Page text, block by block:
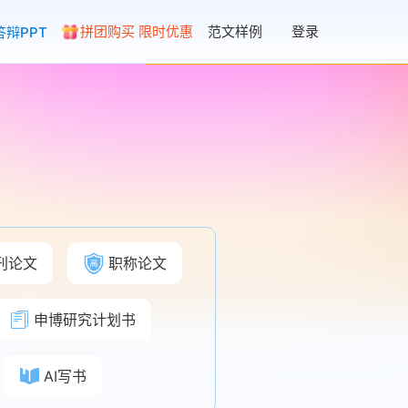
辩PPT 拼团购买 限时优惠 范文样例 登录
论文 职称论文
申博研究计划书
AI写书